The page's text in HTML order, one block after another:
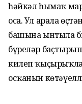
һәйкәл һымаҡ
оса. Ул арала
башына ынтыла
бүреләр
килеп
осҡанын